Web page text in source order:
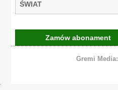
ŚWIAT
Zamów abonament
Gremi Media: